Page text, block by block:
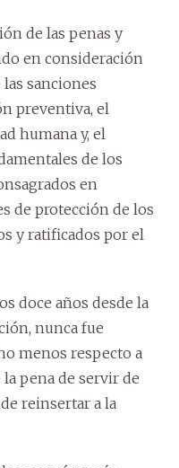
de las penas y
en consideración
sanciones
preventiva, el
humana y, el
de los
en
de protección de los
y ratificados por el
doce años desde la
nunca fue
menos respecto a
pena de servir de
reinsertar a la